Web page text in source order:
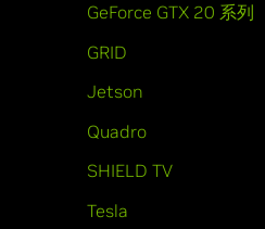
GeForce GTX 20 系列
GRID
Jetson
Quadro
SHIELD TV
Tesla